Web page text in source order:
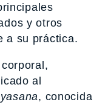
y otros
a su práctica.
al
, conocida